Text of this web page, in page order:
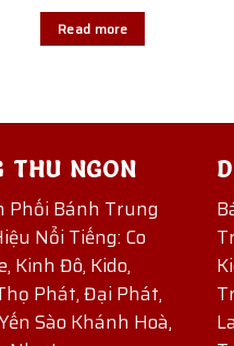
Read more
THU NGON
Phối Bánh Trung
Nổi Tiếng: Co
Kinh Đô, Kido,
Phát, Đại Phát,
Sào Khánh Hoà,